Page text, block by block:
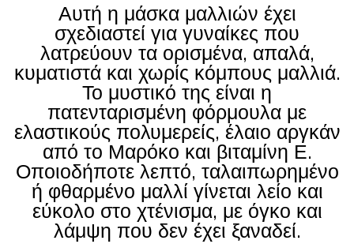
Αυτή η μάσκα μαλλιών έχει
σχεδιαστεί για γυναίκες που
λατρεύουν τα ορισμένα, απαλά,
κυματιστά και χωρίς κόμπους μαλλιά.
Το μυστικό της είναι η
πατενταρισμένη φόρμουλα με
ελαστικούς πολυμερείς, έλαιο αργκάν
από το Μαρόκο και βιταμίνη Ε.
Οποιοδήποτε λεπτό, ταλαιπωρημένο
ή φθαρμένο μαλλί γίνεται λείο και
εύκολο στο χτένισμα, με όγκο και
λάμψη που δεν έχει ξαναδεί.